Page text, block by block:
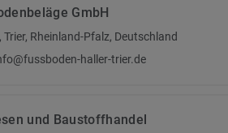
GmbH
Rheinland-Pfalz, Deutschland
haller-trier.de
und Baustoffhandel